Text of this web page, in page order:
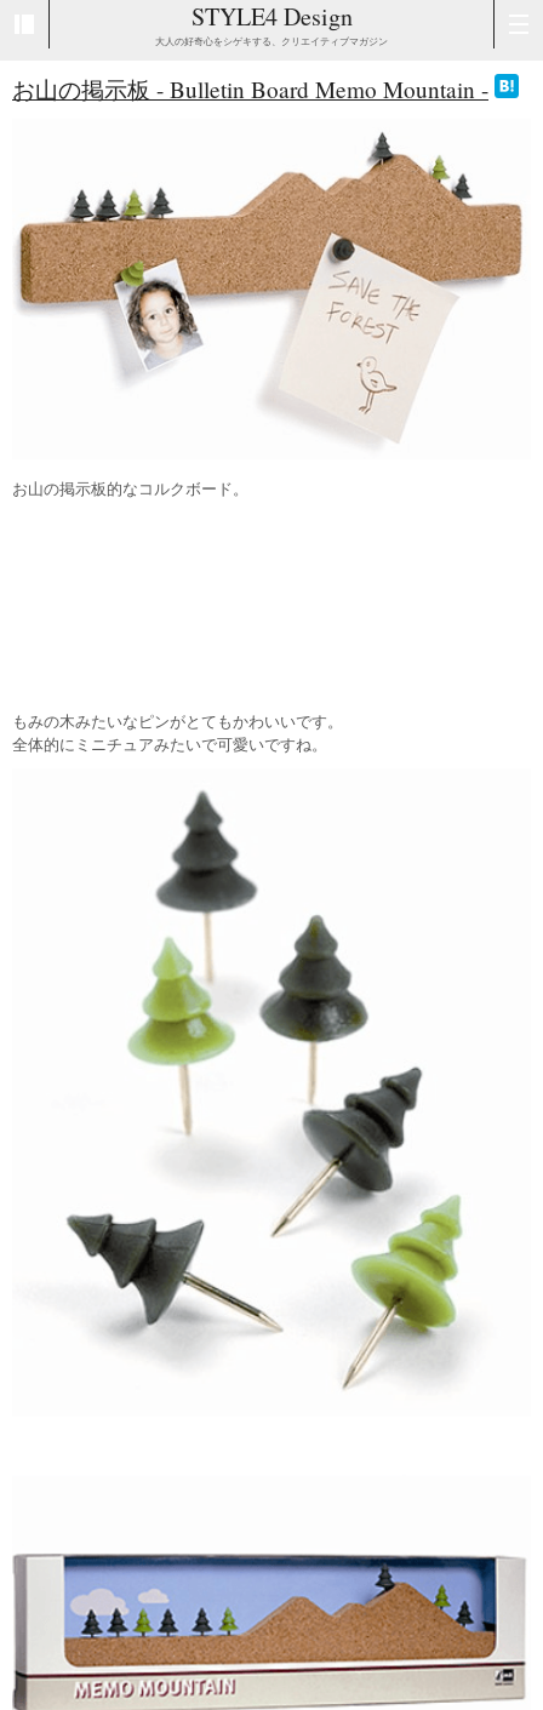
STYLE4 Design
大人の好奇心をシゲキする、クリエイティブマガジン
お山の掲示板 - Bulletin Board Memo Mountain -
お山の掲示板的なコルクボード。
もみの木みたいなピンがとてもかわいいです。
全体的にミニチュアみたいで可愛いですね。